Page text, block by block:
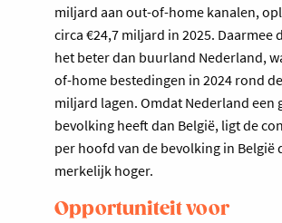
miljard aan out-of-home kanalen,
circa €24,7 miljard in 2025. Daarmee
het beter dan buurland Nederland,
of-home bestedingen in 2024 rond
miljard lagen. Omdat Nederland een
bevolking heeft dan België, ligt de
per hoofd van de bevolking in België
merkelijk hoger.
Opportuniteit voor